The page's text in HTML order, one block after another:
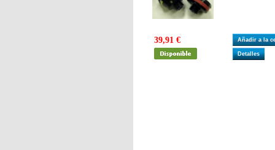
39,91 € Añadir a la
Detalles